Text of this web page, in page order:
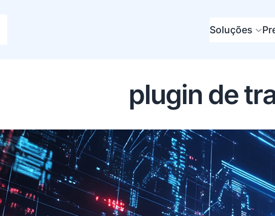
Soluções
plugin de